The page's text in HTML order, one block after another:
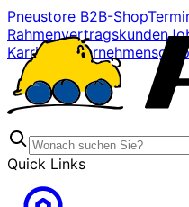
Pneustore B2B-Shop
Rahmenvertragskunden
Karriere
Quick Links